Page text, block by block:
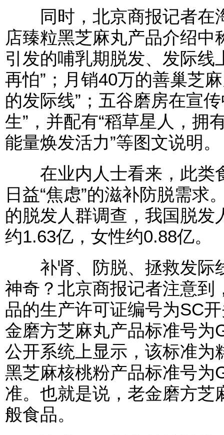
同时，北京商报记者在
店臻粒黑芝麻丸产品介绍中
引发的哺乳期脱发、发际
再怕”；月销40万的善巢芝
的发际线”；五谷磨房在宣
生”，并配有“稻草星人，拥
能量焕发活力”等图文说明。
在业内人士看来，此类
日益“焦虑”的滋补防脱需求
的脱发人群调查，我国脱发
约1.63亿，女性约0.88亿。
补肾、防脱、拯救发际
神奇？北京商报记者注意到
品的生产许可证编号为SC
金磨方芝麻丸产品标准号为
公开系统上显示，该标准为
黑芝麻核桃粉产品标准号为
准。也就是说，老金磨方芝
般食品。